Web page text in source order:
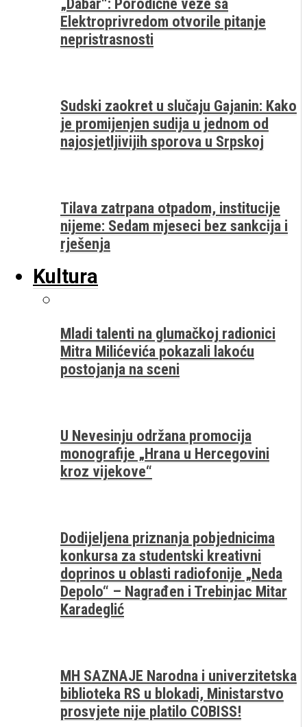
Elektroprivredom otvorile pitanje
nepristrasnosti
Sudski zaokret u slučaju Gajanin: Kako
je promijenjen sudija u jednom od
najosjetljivijih sporova u Srpskoj
Tilava zatrpana otpadom, institucije
nijeme: Sedam mjeseci bez sankcija i
rješenja
Kultura
Mladi talenti na glumačkoj radionici
Mitra Milićevića pokazali lakoću
postojanja na sceni
U Nevesinju održana promocija
monografije „Hrana u Hercegovini
kroz vijekove“
Dodijeljena priznanja pobjednicima
konkursa za studentski kreativni
doprinos u oblasti radiofonije „Neda
Depolo“ – Nagrađen i Trebinjac Mitar
Karadeglić
MH SAZNAJE Narodna i univerzitetska
biblioteka RS u blokadi, Ministarstvo
prosvjete nije platilo COBISS!